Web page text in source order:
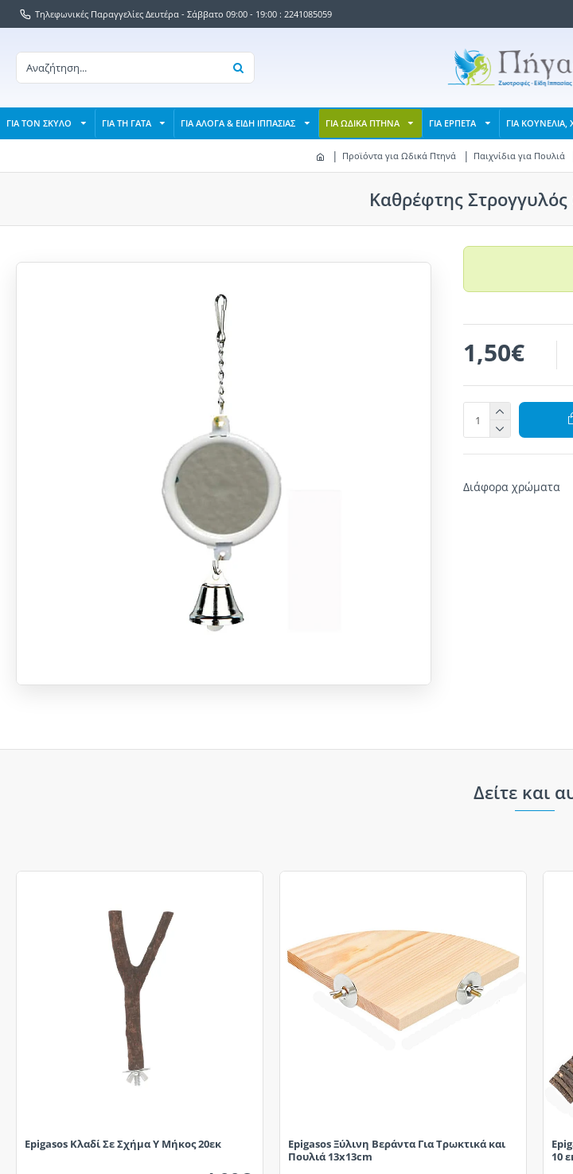
Τηλεφωνικές Παραγγελίες Δευτέρα - Σάββατο 09:00 - 19:00 : 2241085059
ΓΙΑ ΤΟΝ ΣΚΥΛΟ ΓΙΑ ΤΗ ΓΑΤΑ ΓΙΑ ΑΛΟΓΑ & ΕΙΔΗ ΙΠΠΑΣΙΑΣ ΓΙΑ ΩΔΙΚΑ ΠΤΗΝΑ ΓΙΑ ΕΡΠΕΤΑ ΓΙΑ ΚΟΥΝΕΛΙΑ,
Προϊόντα για Ωδικά Πτηνά Παιχνίδια για Πουλιά
Καθρέφτης
1,50€
Διάφορα χρώματα
Δείτε και
Epigasos Κλαδί Σε Σχήμα Υ Μήκος 20εκ
Epigasos Ξύλινη Βεράντα Για Τρωκτικά και
Πουλιά 13x13cm
10